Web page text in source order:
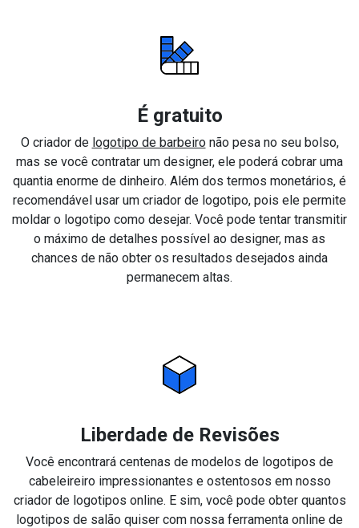
É gratuito
O criador de logotipo de barbeironão pesa no seu bolso,
mas se você contratar um designer, ele poderá cobrar uma
quantia enorme de dinheiro. Além dos termos monetários, é
recomendável usar um criador de logotipo, pois ele permite
moldar o logotipo como desejar. Você pode tentar transmitir
o máximo de detalhes possível ao designer, mas as
chances de não obter os resultados desejados ainda
permanecem altas.
Liberdade de Revisões
Você encontrará centenas de modelos de logotipos de
cabeleireiro impressionantes e ostentosos em nosso
criador de logotipos online. E sim, você pode obter quantos
logotipos de salão quiser com nossa ferramenta online de